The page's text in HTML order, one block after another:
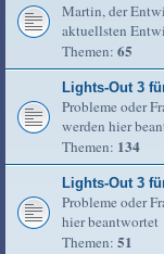
Martin, der
aktuellsten
Themen: 65
Lights-Out 3
Probleme oder
werden hier
Themen: 134
Lights-Out 3
Probleme oder
hier beantwortet
Themen: 51